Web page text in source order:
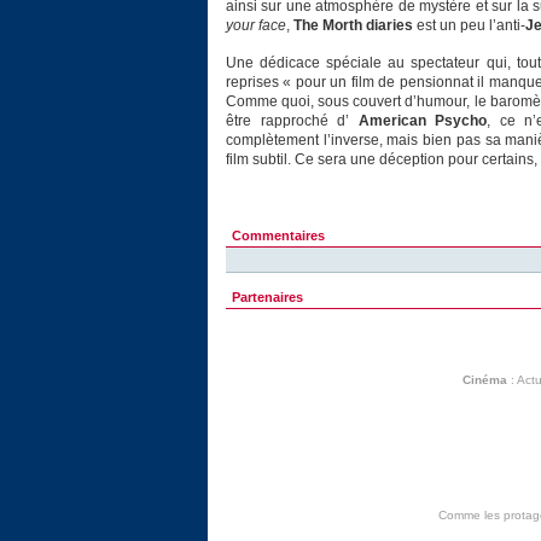
ainsi sur une atmosphère de mystère et sur la
your face, The Morth diaries est un peu l’anti-
Une dédicace spéciale au spectateur qui,
reprises « pour un film de pensionnat il
Comme quoi, sous couvert d’humour, le
être rapproché d’ American Psycho, ce
complètement l’inverse, mais bien pas sa
film subtil. Ce sera une déception pour
Commentaires
Partenaires
Cinéma :
Comme les